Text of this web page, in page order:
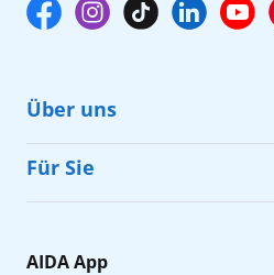
Über uns
Cruise & Help
Karriere
Für Sie
Gästefragebogen
AIDA App